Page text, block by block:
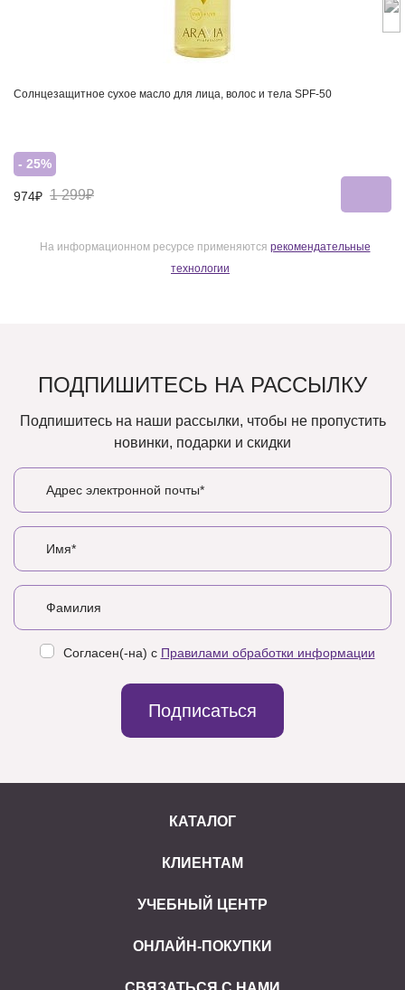
Солнцезащитное сухое масло для лица, волос и тела SPF-50
- 25%
974₽ 1 299₽
На информационном ресурсе применяются рекомендательные
технологии
ПОДПИШИТЕСЬ НА РАССЫЛКУ
Подпишитесь на наши рассылки, чтобы не пропустить
новинки, подарки и скидки
Согласен(-на) с Правилами обработки информации
Подписаться
КАТАЛОГ
КЛИЕНТАМ
УЧЕБНЫЙ ЦЕНТР
ОНЛАЙН-ПОКУПКИ